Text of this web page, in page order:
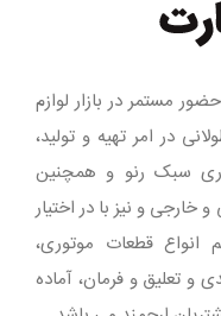
مستمر در بازار لوازم
در امر تهیه و تولید،
سبک رنو و همچنین
و نیز با در اختیار
سبد کالایی با بیش از 1500 قلم انواع قطعات موتوری،
و تعلیق و فرمان، آماده